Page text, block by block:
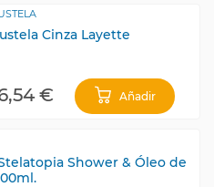
Cinza Layette
€ Añadir
Shower & Óleo de